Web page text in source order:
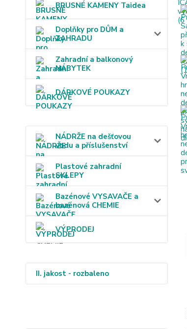
BRUSNÉ KAMENY Taidea
Doplňky pro DŮM a
ZAHRADU
Zahradní a balkonový
NÁBYTEK
DÁRKOVÉ POUKAZY
NÁDRŽE na dešťovou
vodu a příslušenství
Plastové zahradní
SKLEPY
Bazénové VYSAVAČE a
bazénová CHEMIE
VÝPRODEJ
II. jakost - rozbaleno